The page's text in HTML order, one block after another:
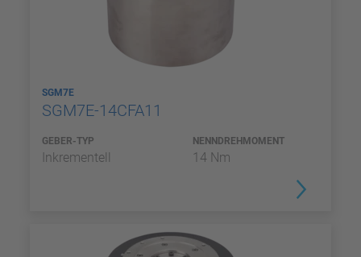
SGM7E
SGM7E-14CFA11
GEBER-TYP
Inkrementell
NENNDREHMOMENT
14 Nm